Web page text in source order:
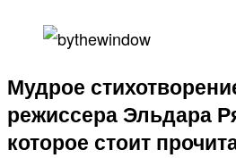
Мудрое
режиссера Эльдара
которое стоит